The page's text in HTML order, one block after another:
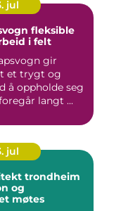
jul
i felt
gir
et trygt og
å oppholde seg
langt ...
jul
trondheim
og
møtes